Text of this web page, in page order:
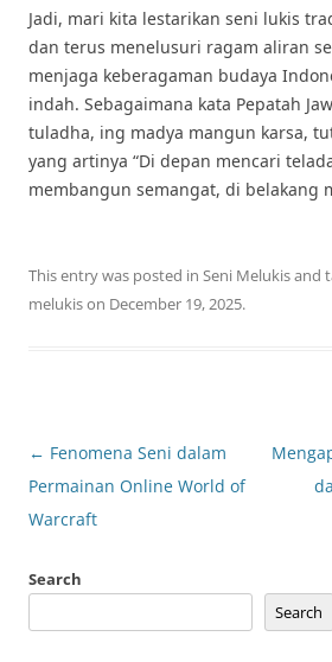
Jadi, mari kita lestarikan seni lukis
dan terus menelusuri ragam aliran
menjaga keberagaman budaya
indah. Sebagaimana kata Pepatah
tuladha, ing madya mangun karsa,
yang artinya “Di depan mencari
membangun semangat, di belakang
This entry was posted in Seni Melukisand
melukison December 19, 2025.
Post
navigation
← Fenomena Seni dalam
Permainan Online World of
Warcraft
Search
Search